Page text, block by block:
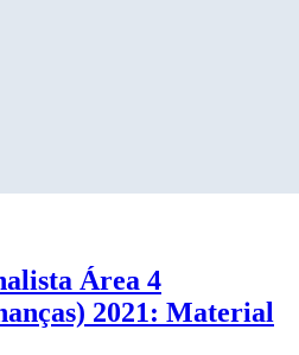
Área 4
2021: Material